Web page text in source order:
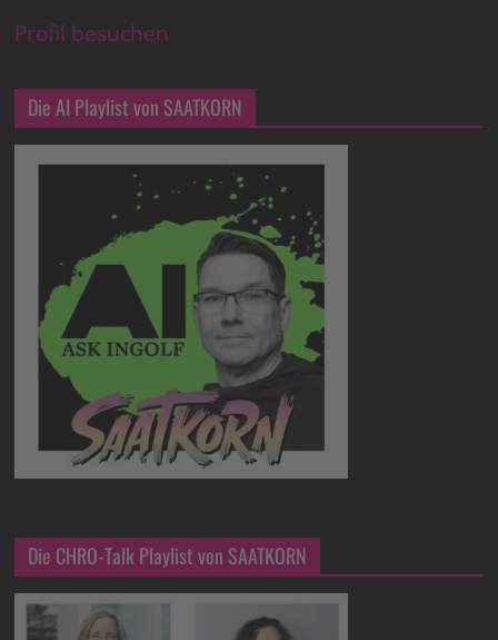
Profil besuchen
Die AI Playlist von SAATKORN
Die CHRO-Talk Playlist von SAATKORN